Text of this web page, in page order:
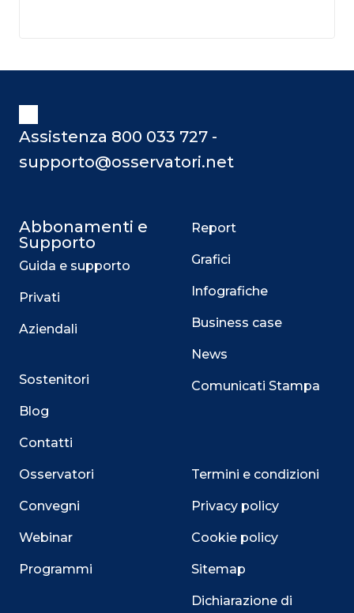
Assistenza 800 033 727 -
supporto@osservatori.net
Abbonamenti e
Supporto
Guida e supporto
Privati
Aziendali
Sostenitori
Blog
Contatti
Osservatori
Convegni
Webinar
Programmi
Report
Grafici
Infografiche
Business case
News
Comunicati Stampa
Termini e condizioni
Privacy policy
Cookie policy
Sitemap
Dichiarazione di